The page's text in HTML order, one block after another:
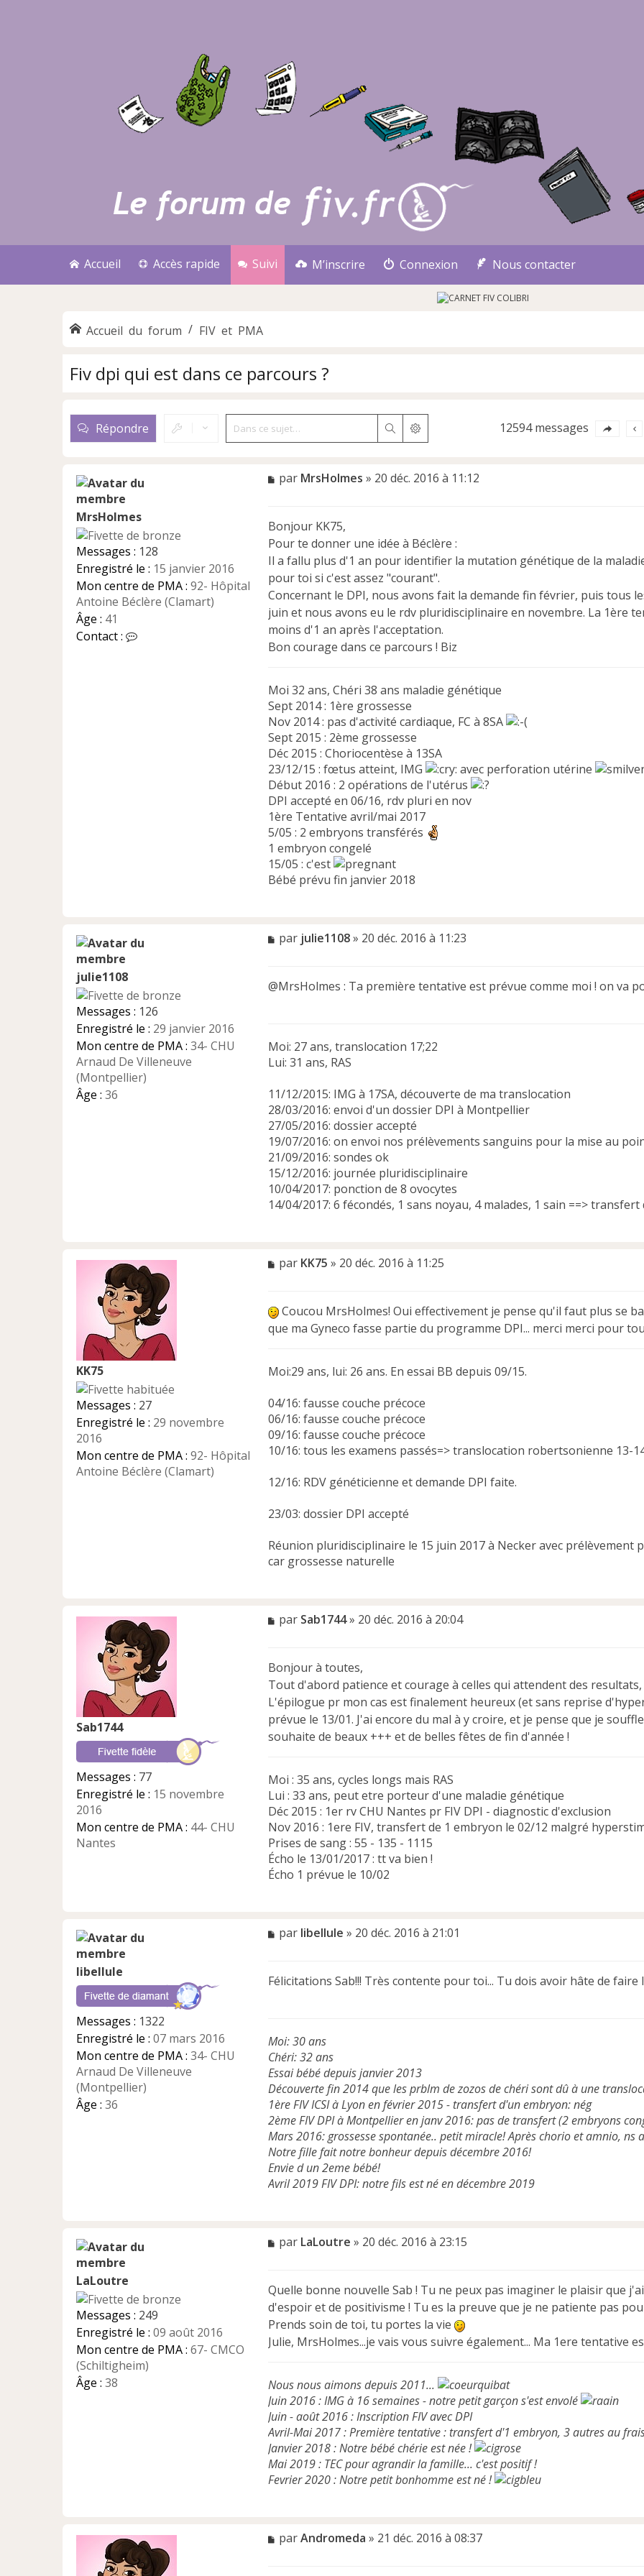
Accueil Accès rapide Suivi M’inscrire Connexion Nous contacter
Accueil du forum FIV et PMA
Fiv dpi qui est dans ce parcours ?
Répondre RechercherRecherche avancée12594 messages
MrsHolmes
Messages : 128
Enregistré le : 15 janvier 2016
Mon centre de PMA : 92- Hôpital
Antoine Béclère (Clamart)
Âge : 41
Contact :
M
a
g
e
n
o
n
l
u
par MrsHolmes » 20 déc. 2016 à 11:12
Bonjour KK75,
Pour te donner une idée à Béclère :
Il a fallu plus d'1 an pour identifier la mutation génétique de la
pour toi si c'est assez "courant".
Concernant le DPI, nous avons fait la demande fin février, puis tous
juin et nous avons eu le rdv pluridisciplinaire en novembre. La 1ère
moins d'1 an après l'acceptation.
Bon courage dans ce parcours ! Biz
Moi 32 ans, Chéri 38 ans maladie génétique
Sept 2014 : 1ère grossesse
Nov 2014 : pas d'activité cardiaque, FC à 8SA
Sept 2015 : 2ème grossesse
Déc 2015 : Choriocentèse à 13SA
23/12/15 : fœtus atteint, IMG
avec perforation utérine
Début 2016 : 2 opérations de l'utérus
DPI accepté en 06/16, rdv pluri en nov
1ère Tentative avril/mai 2017
5/05 : 2 embryons transférés
1 embryon congelé
15/05 : c'est
Bébé prévu fin janvier 2018
julie1108
Messages : 126
Enregistré le : 29 janvier 2016
Mon centre de PMA : 34- CHU
Arnaud De Villeneuve
(Montpellier)
Âge : 36
M
s
a
o
n
u
par julie1108» 20 déc. 2016 à 11:23
@MrsHolmes : Ta première tentative est prévue comme moi ! on va
Moi: 27 ans, translocation 17;22
Lui: 31 ans, RAS
11/12/2015: IMG à 17SA, découverte de ma translocation
28/03/2016: envoi d'un dossier DPI à Montpellier
27/05/2016: dossier accepté
19/07/2016: on envoi nos prélèvements sanguins pour la mise au
21/09/2016: sondes ok
15/12/2016: journée pluridisciplinaire
10/04/2017: ponction de 8 ovocytes
14/04/2017: 6 fécondés, 1 sans noyau, 4 malades, 1 sain ==>
KK75
Messages : 27
Enregistré le : 29 novembre
2016
Mon centre de PMA : 92- Hôpital
Antoine Béclère (Clamart)
M
s
a
g
o
l
u
par KK75 » 20 déc. 2016 à 11:25
Coucou MrsHolmes! Oui effectivement je pense qu'il faut plus se
que ma Gyneco fasse partie du programme DPI... merci merci pour
Moi:29 ans, lui: 26 ans. En essai BB depuis 09/15.
04/16: fausse couche précoce
06/16: fausse couche précoce
09/16: fausse couche précoce
10/16: tous les examens passés=> translocation robertsonienne 13-
12/16: RDV généticienne et demande DPI faite.
23/03: dossier DPI accepté
Réunion pluridisciplinaire le 15 juin 2017 à Necker avec prélèvement
car grossesse naturelle
Sab1744
Messages : 77
Enregistré le : 15 novembre
2016
Mon centre de PMA : 44- CHU
Nantes
M
a
g
e
n
o
n
par Sab1744» 20 déc. 2016 à 20:04
Bonjour à toutes,
Tout d'abord patience et courage à celles qui attendent des
L'épilogue pr mon cas est finalement heureux (et sans reprise
prévue le 13/01. J'ai encore du mal à y croire, et je pense que je
souhaite de beaux +++ et de belles fêtes de fin d'année !
Moi : 35 ans, cycles longs mais RAS
Lui : 33 ans, peut etre porteur d'une maladie génétique
Déc 2015 : 1er rv CHU Nantes pr FIV DPI - diagnostic d'exclusion
Nov 2016 : 1ere FIV, transfert de 1 embryon le 02/12 malgré
Prises de sang : 55 - 135 - 1115
Écho le 13/01/2017 : tt va bien !
Écho 1 prévue le 10/02
libellule
Messages : 1322
Enregistré le : 07 mars 2016
Mon centre de PMA : 34- CHU
Arnaud De Villeneuve
(Montpellier)
Âge : 36
M
s
a
o
n
l
u
par libellule » 20 déc. 2016 à 21:01
Félicitations Sab!!! Très contente pour toi... Tu dois avoir hâte de faire
Moi: 30 ans
Chéri: 32 ans
Essai bébé depuis janvier 2013
Découverte fin 2014 que les prblm de zozos de chéri sont dû à une
1ère FIV ICSI à Lyon en février 2015 - transfert d'un embryon: nég
2ème FIV DPI à Montpellier en janv 2016: pas de transfert (2 embryons
Mars 2016: grossesse spontanée.. petit miracle! Après chorio et amnio, ns
Notre fille fait notre bonheur depuis décembre 2016!
Envie d un 2eme bébé!
Avril 2019 FIV DPI: notre fils est né en décembre 2019
LaLoutre
Messages : 249
Enregistré le : 09 août 2016
Mon centre de PMA : 67- CMCO
(Schiltigheim)
Âge : 38
M
a
g
e
n
o
l
u
par LaLoutre » 20 déc. 2016 à 23:15
Quelle bonne nouvelle Sab ! Tu ne peux pas imaginer le plaisir que
d'espoir et de positivisme ! Tu es la preuve que je ne patiente pas
Prends soin de toi, tu portes la vie
Julie, MrsHolmes...je vais vous suivre également... Ma 1ere tentative
Nous nous aimons depuis 2011...
Juin 2016 : IMG à 16 semaines - notre petit garçon s'est envolé
Juin - août 2016 : Inscription FIV avec DPI
Avril-Mai 2017 : Première tentative : transfert d'1 embryon, 3 autres au
Janvier 2018 : Notre bébé chérie est née !
Mai 2019 : TEC pour agrandir la famille... c'est positif !
Fevrier 2020 : Notre petit bonhomme est né !
M
parAndromeda » 21 déc. 2016 à 08:37